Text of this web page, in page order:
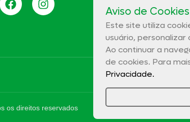
Av. das Itaúbas,
78556-100
Associação
os direitos reservados
Aviso de Cookies
Este site utiliza
usuário,
Ao continuar a
de cookies. Para
Privacidade.